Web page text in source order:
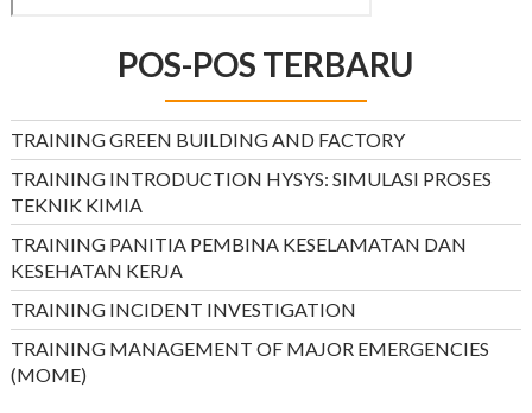
POS-POS TERBARU
TRAINING GREEN BUILDING AND FACTORY
TRAINING INTRODUCTION HYSYS: SIMULASI PROSES
TEKNIK KIMIA
TRAINING PANITIA PEMBINA KESELAMATAN DAN
KESEHATAN KERJA
TRAINING INCIDENT INVESTIGATION
TRAINING MANAGEMENT OF MAJOR EMERGENCIES
(MOME)